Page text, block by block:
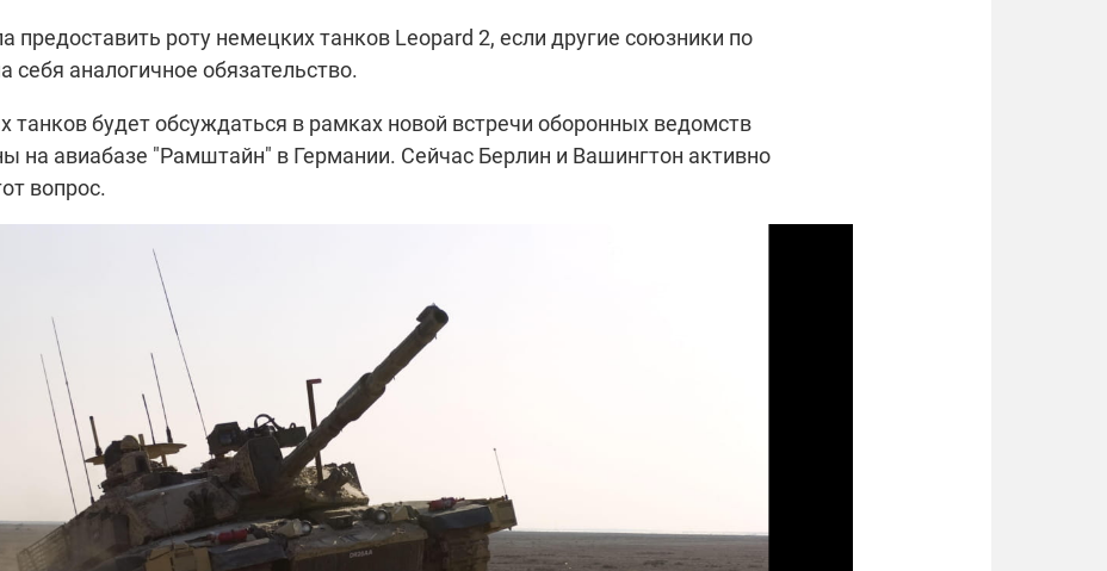
роту немецких танков Leopard 2, если другие союзники по
себя аналогичное обязательство.
танков будет обсуждаться в рамках новой встречи оборонных ведомств
на авиабазе "Рамштайн" в Германии. Сейчас Берлин и Вашингтон активно
вопрос.